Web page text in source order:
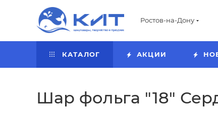
Ростов-на-Дону
КАТАЛОГ АКЦИИ
Шар фольга "18"